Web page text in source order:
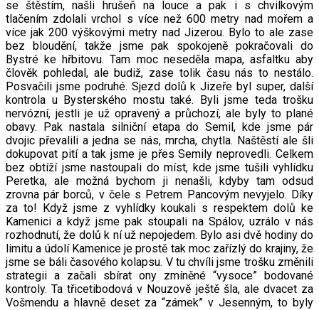
se štěstím, našli hrušeň na louce a pak i s chvilkovým
tlačením zdolali vrchol s více než 600 metry nad mořem a
více jak 200 výškovými metry nad Jizerou. Bylo to ale zase
bez bloudění, takže jsme pak spokojeně pokračovali do
Bystré ke hřbitovu. Tam moc neseděla mapa, asfaltku aby
člověk pohledal, ale budiž, zase tolik času nás to nestálo.
Posvačili jsme podruhé. Sjezd dolů k Jizeře byl super, další
kontrola u Bysterského mostu také. Byli jsme teda trošku
nervózní, jestli je už opravený a průchozí, ale byly to plané
obavy. Pak nastala silniční etapa do Semil, kde jsme pár
dvojic převalili a jedna se nás, mrcha, chytla. Naštěstí ale šli
dokupovat pití a tak jsme je přes Semily neprovedli. Celkem
bez obtíží jsme nastoupali do míst, kde jsme tušili vyhlídku
Peretka, ale možná bychom ji nenašli, kdyby tam odsud
zrovna pár borců, v čele s Petrem Pancovým nevyjelo. Díky
za to! Když jsme z vyhlídky koukali s respektem dolů ke
Kamenici a když jsme pak stoupali na Spálov, uzrálo v nás
rozhodnutí, že dolů k ní už nepojedem. Bylo asi dvě hodiny do
limitu a údolí Kamenice je prostě tak moc zařízlý do krajiny, že
jsme se báli časového kolapsu. V tu chvíli jsme trošku změnili
strategii a začali sbírat ony zmíněné “vysoce” bodované
kontroly. Ta třicetibodová v Nouzově ještě šla, ale dvacet za
Vošmendu a hlavně deset za “zámek” v Jesenným, to byly